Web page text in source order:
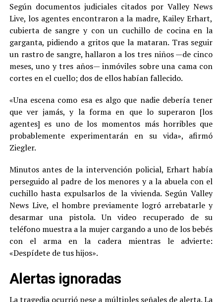
Según documentos judiciales citados por Valley News
Live, los agentes encontraron a la madre, Kailey Erhart,
cubierta de sangre y con un cuchillo de cocina en la
garganta, pidiendo a gritos que la mataran. Tras seguir
un rastro de sangre, hallaron a los tres niños —de cinco
meses, uno y tres años— inmóviles sobre una cama con
cortes en el cuello; dos de ellos habían fallecido.
«Una escena como esa es algo que nadie debería tener
que ver jamás, y la forma en que lo superaron [los
agentes] es uno de los momentos más horribles que
probablemente experimentarán en su vida», afirmó
Ziegler.
Minutos antes de la intervención policial, Erhart había
perseguido al padre de los menores y a la abuela con el
cuchillo hasta expulsarlos de la vivienda. Según Valley
News Live, el hombre previamente logró arrebatarle y
desarmar una pistola. Un video recuperado de su
teléfono muestra a la mujer cargando a uno de los bebés
con el arma en la cadera mientras le advierte:
«Despídete de tus hijos».
Alertas ignoradas
La tragedia ocurrió pese a múltiples señales de alerta. La